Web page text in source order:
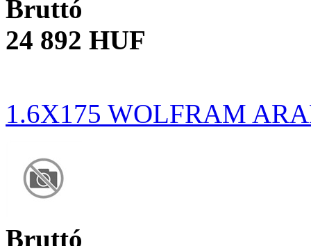
Bruttó
24 892 HUF
1.6X175 WOLFRAM
Bruttó